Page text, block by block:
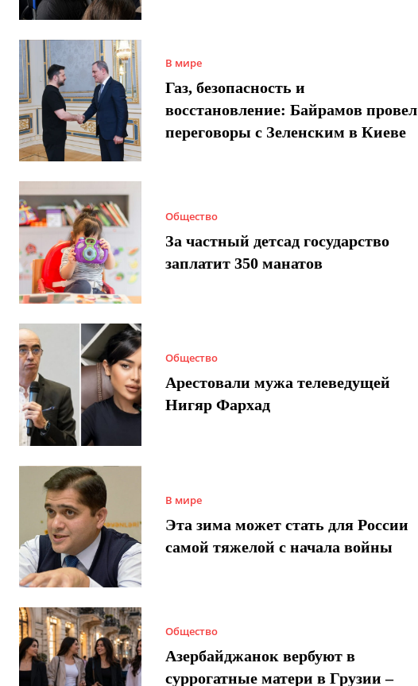
В мире
Газ, безопасность и
восстановление: Байрамов провел
переговоры с Зеленским в Киеве
Общество
За частный детсад государство
заплатит 350 манатов
Общество
Арестовали мужа телеведущей
Нигяр Фархад
В мире
Эта зима может стать для России
самой тяжелой с начала войны
Общество
Азербайджанок вербуют в
суррогатные матери в Грузии –